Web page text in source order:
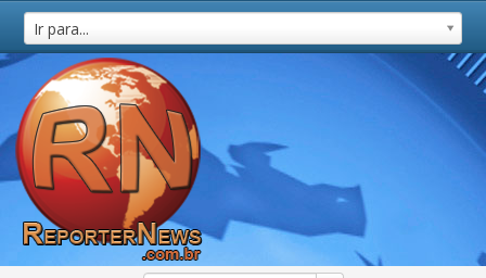
Ir para...